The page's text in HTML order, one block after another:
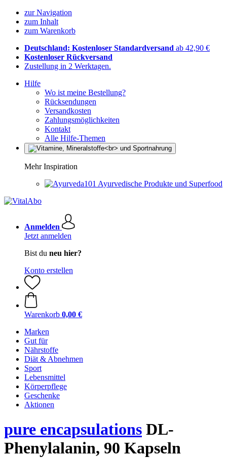
zur Navigation
zum Inhalt
zum Warenkorb
Deutschland: Kostenloser Standardversand ab 42,90 €
Kostenloser Rückversand
Zustellung in 2 Werktagen.
Hilfe
Wo ist meine Bestellung?
Rücksendungen
Versandkosten
Zahlungsmöglichkeiten
Kontakt
Alle Hilfe-Themen
Mehr Inspiration
Ayurvedische Produkte und Superfood
Anmelden
Jetzt anmelden
Bist du neu hier?
Konto erstellen
Warenkorb 0,00 €
Marken
Gut für
Nährstoffe
Diät & Abnehmen
Sport
Lebensmittel
Körperpflege
Geschenke
Aktionen
pure encapsulations DL-
Phenylalanin, 90 Kapseln